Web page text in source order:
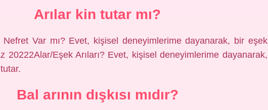
Arılar kin tutar mı?
Nefret Var mı? Evet, kişisel deneyimlerime dayanarak, bir eşek
20222Alar/Eşek Arıları? Evet, kişisel deneyimlerime dayanarak,
Bal arının dışkısı mıdır?